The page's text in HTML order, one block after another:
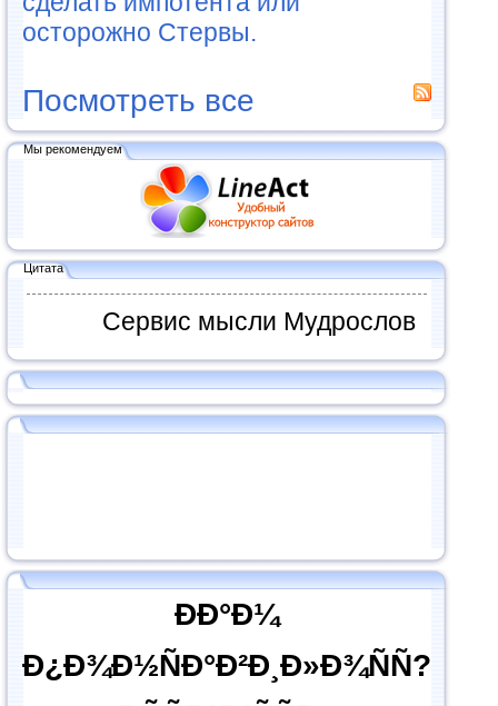
осторожно Стервы.
Посмотреть все
Мы рекомендуем
Цитата
Сервис мысли Мудрослов
ÐÐ°Ð¼
Ð¿Ð¾Ð½ÑÐ°Ð²Ð¸Ð»Ð¾ÑÑ?